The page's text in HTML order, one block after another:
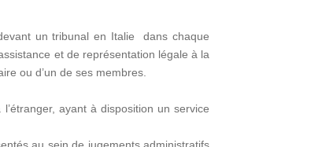
un tribunal en Italie dans chaque
et de représentation légale à la
ou d’un de ses membres.
ayant à disposition un service